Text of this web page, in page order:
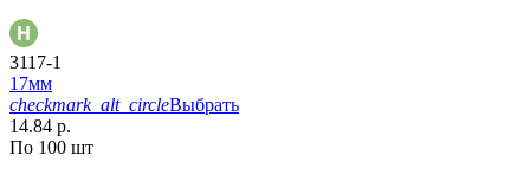
3117-1
17мм
checkmark_alt_circleВыбрать
14.84 р.
По 100 шт